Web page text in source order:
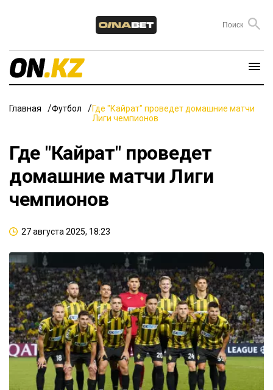
Главная Футбол
Где "Кайрат" проведет домашние матчи
Лиги чемпионов
Где "Кайрат" проведет
домашние матчи Лиги
чемпионов
27 августа 2025, 18:23